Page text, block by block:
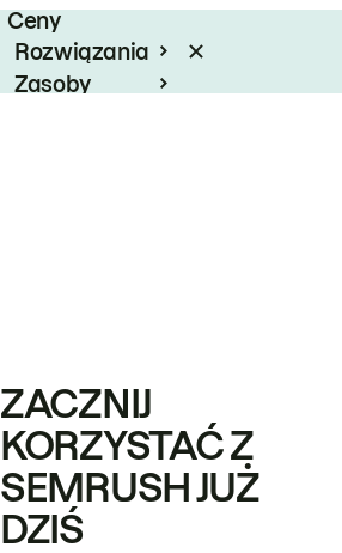
Ceny
Rozwiązania
Zasoby
ZACZNIJ
KORZYSTAĆ Z
SEMRUSH JUŻ
DZIŚ